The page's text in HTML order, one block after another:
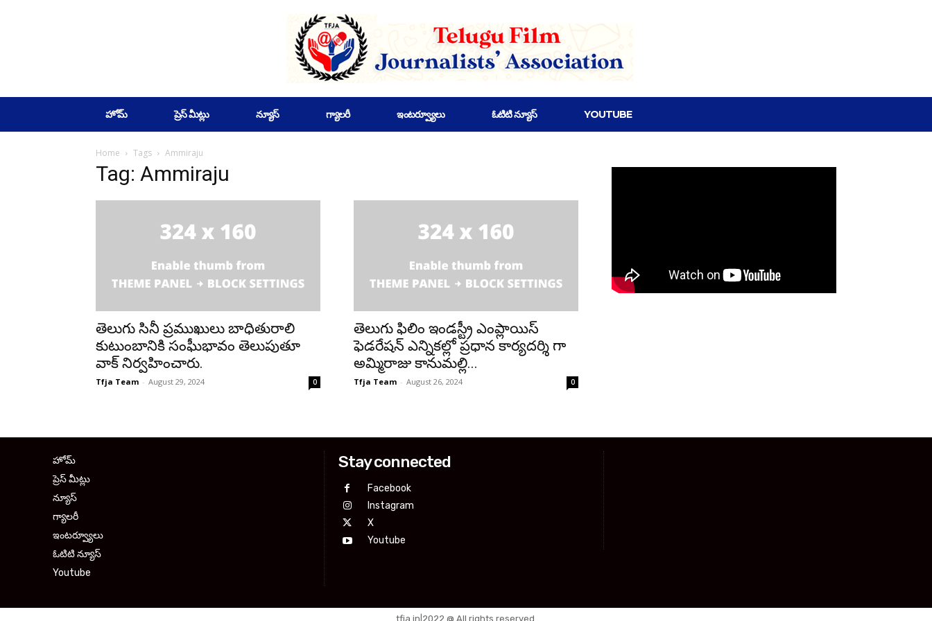
హోమ్ ప్రెస్ మీట్లు న్యూస్ గ్యాలరీ ఇంటర్వ్యూలు ఓటిటి న్యూస్ YOUTUBE
Home Tags Ammiraju
Tag: Ammiraju
తెలుగు సినీ ప్రముఖులు బాధితురాలి
కుటుంబానికి సంఘీభావం తెలుపుతూ
వాక్ నిర్వహించారు.
Tfja Team - August 29, 2024 0
తెలుగు ఫిలిం ఇండస్ట్రీ ఎంప్లాయిస్
ఫెడరేషన్ ఎన్నికల్లో ప్రధాన కార్యదర్శి గా
అమ్మిరాజు కానుమల్లి...
Tfja Team - August 26, 2024 0
హోమ్
ప్రెస్ మీట్లు
న్యూస్
గ్యాలరీ
ఇంటర్వ్యూలు
ఓటిటి న్యూస్
Youtube
Stay connected
Facebook
Instagram
X
Youtube
tfja.in|2022 @ All rights reserved.